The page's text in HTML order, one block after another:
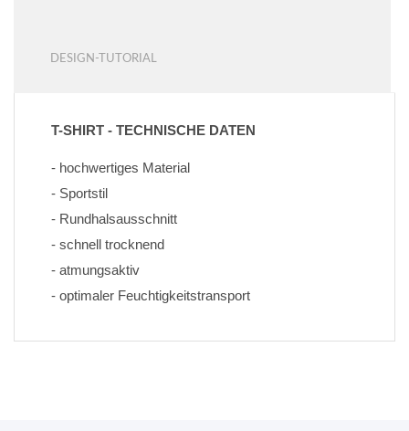
DESIGN-TUTORIAL
T-SHIRT - TECHNISCHE DATEN
- hochwertiges Material
- Sportstil
- Rundhalsausschnitt
- schnell trocknend
- atmungsaktiv
- optimaler Feuchtigkeitstransport